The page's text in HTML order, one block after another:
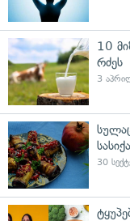
10
რძეს
3
30